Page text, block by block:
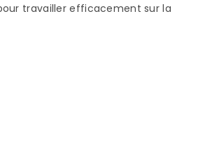
travailler efficacement sur la